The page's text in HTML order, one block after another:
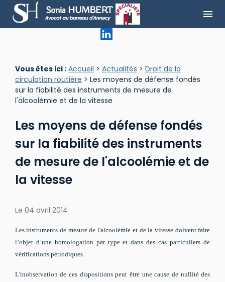
menu
Vous êtes ici : Accueil > Actualités > Droit de la
circulation routière > Les moyens de défense fondés
sur la fiabilité des instruments de mesure de
l'alcoolémie et de la vitesse
Les moyens de défense fondés
sur la fiabilité des instruments
de mesure de l'alcoolémie et de
la vitesse
Le 04 avril 2014
Les instruments de mesure de l'alcoolémie et de la vitesse doivent faire
l’objet d’une homologation par type et dans des cas particuliers de
vérifications périodiques.
L'inobservation de ces dispositions peut être une cause de nullité des
Panneau de gestion des cookies